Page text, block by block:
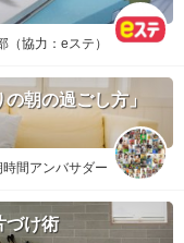
（協力：eステ）
朝の過ごし方」
時間アンバサダー
づけ術